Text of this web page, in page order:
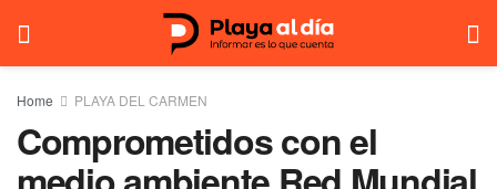
Home PLAYA DEL CARMEN
Comprometidos con el